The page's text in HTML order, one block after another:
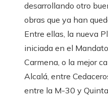
desarrollando otro
obras que ya han
Entre ellas, la nueva
iniciada en el
Carmena, o la mejor
Alcalá, entre
entre la M-30 y